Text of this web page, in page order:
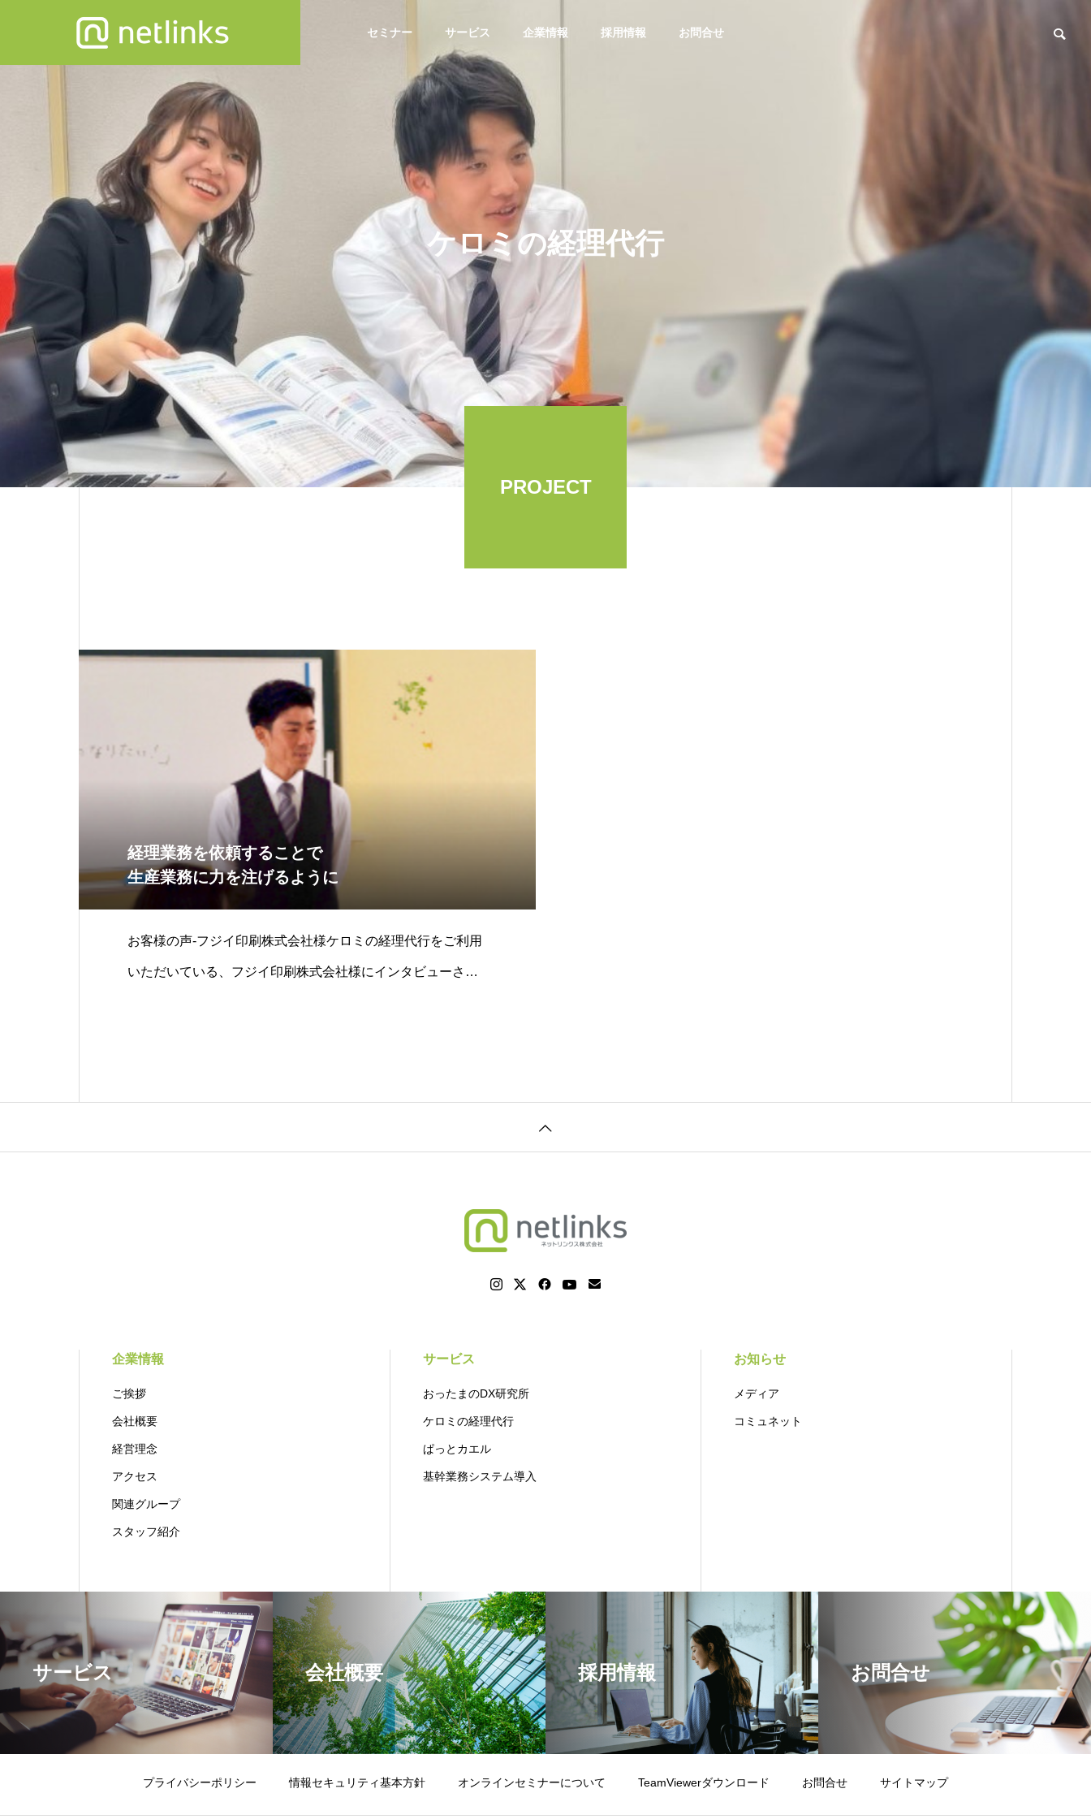
セミナー サービス 企業情報 採用情報 お問合せ
SEMINAR
セミナー
【7月～10月開催】kintoneさ
わってみようYA～！
AI時代を勝ち抜く戦略！RPA
で実現する岡山ビジネスの月3
50時間効率化【5月・6月・7
月・8月開催】
【4月～7月開催】kintoneさわ
ってみようYA～！
SERVICE
事業内容
おったまのDX研究
ケロミの経理代行 ぱっとカエル
COMPANY
会社情報
PHILOSOPHY
ACCESS STAFF
スタッフ紹介
GROUP
関連グループ
ケロミの経理代行
PROJECT
経理業務を依頼することで
生産業務に力を注げるように
お客様の声-フジイ印刷株式会社様ケロミの経理代行をご利用
いただいている、フジイ印刷株式会社様にインタビューさせ
企業情報
ご挨拶
会社概要
経営理念
アクセス
関連グループ
スタッフ紹介
サービス
おったまのDX研究所
ケロミの経理代行
ぱっとカエル
基幹業務システム導入
お知らせ
メディア
コミュネット
サービス 会社概要 採用情報 お問合せ
プライバシーポリシー 情報セキュリティ基本方針 オンラインセミナーについて TeamViewerダウンロード お問合せ サイトマップ